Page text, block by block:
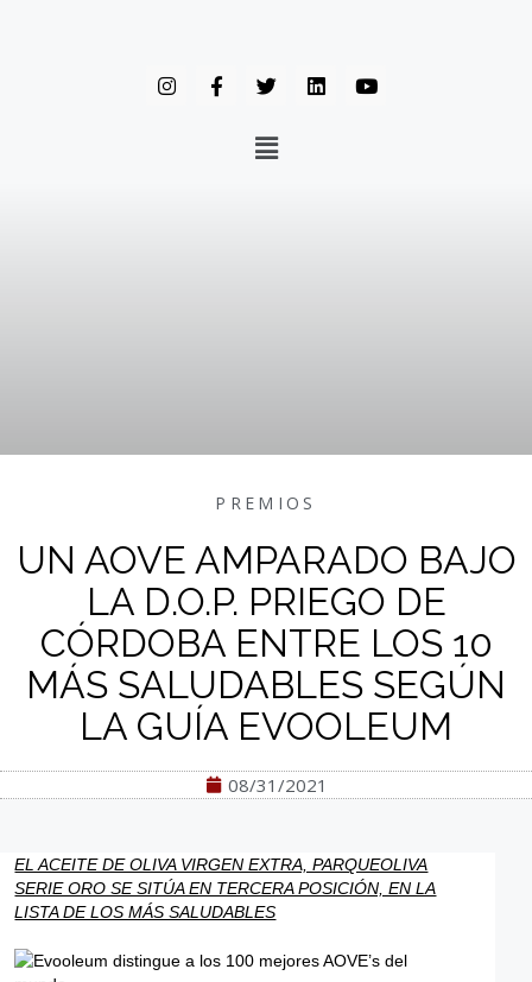
PREMIOS
UN AOVE AMPARADO BAJO
LA D.O.P. PRIEGO DE
CÓRDOBA ENTRE LOS 10
MÁS SALUDABLES SEGÚN
LA GUÍA EVOOLEUM
08/31/2021
EL ACEITE DE OLIVA VIRGEN EXTRA, PARQUEOLIVA
SERIE ORO SE SITÚA EN TERCERA POSICIÓN, EN LA
LISTA DE LOS MÁS SALUDABLES